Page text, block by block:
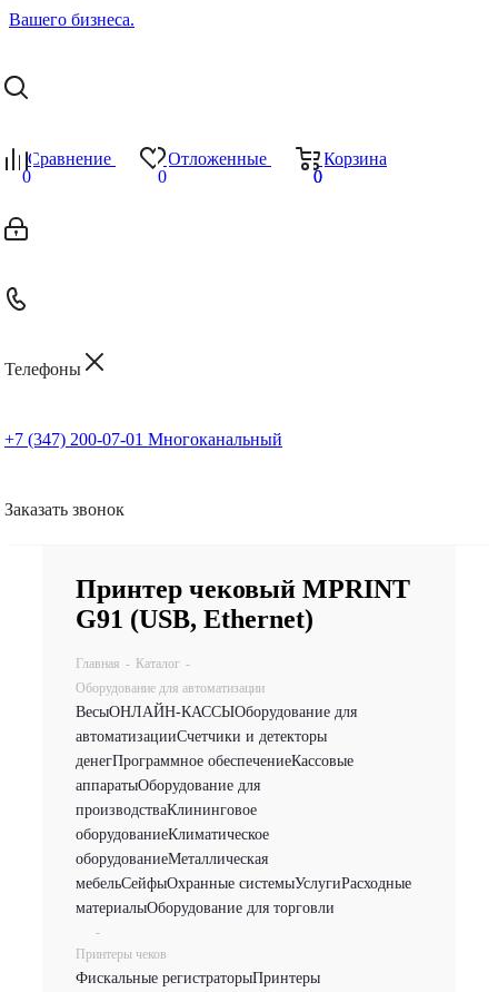
Сравнение
0
Отложенные
0
Корзина
0
0
Телефоны
+7 (347) 200-07-01 Многоканальный
Заказать звонок
Принтер чековый MPRINT
G91 (USB, Ethernet)
Главная - Каталог -
Оборудование для автоматизации
ВесыОНЛАЙН-КАССЫОборудование для
автоматизацииСчетчики и детекторы
денегПрограммное обеспечениеКассовые
аппаратыОборудование для
производстваКлининговое
оборудованиеКлиматическое
оборудованиеМеталлическая
мебельСейфыОхранные системыУслугиРасходные
материалыОборудование для торговли
-
Принтеры чеков
Фискальные регистраторыПринтеры